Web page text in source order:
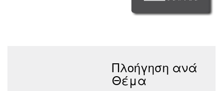
Πλοήγηση ανά
Θέμα